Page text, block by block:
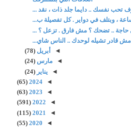
تحب نفسك .. دايما جلد ذات ، نقد ...
حاجة .. تضحك ؟ مش فارق . تزعل ؟ ...
مش قادر تشيله لوحدك .. الناس شاي...
◄
أبريل(78)
◄مارس(24)
◄ يناير(24)
◄
2024
(65)
◄
2023
(63)
◄
2022
(591)
◄
2021
(115)
◄
2020
(55)